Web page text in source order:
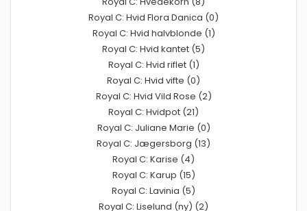
Royal C: Hvid Flora Danica (0)
Royal C: Hvid halvblonde (1)
Royal C: Hvid kantet (5)
Royal C: Hvid riflet (1)
Royal C: Hvid vifte (0)
Royal C: Hvid Vild Rose (2)
Royal C: Hvidpot (21)
Royal C: Juliane Marie (0)
Royal C: Jægersborg (13)
Royal C: Karise (4)
Royal C: Karup (15)
Royal C: Lavinia (5)
Royal C: Liselund (ny) (2)